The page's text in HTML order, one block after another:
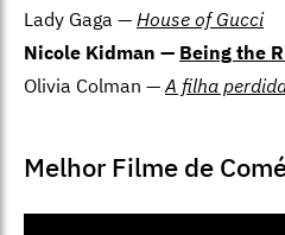
Lady Gaga — House of Gucci
Nicole Kidman — Being the
Olivia Colman —A filha
Melhor Filme de